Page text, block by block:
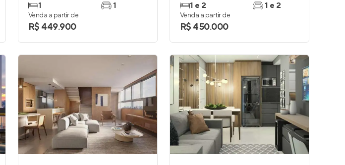
1
1
Venda a partir de
R$ 449.900
1 e 2
1 e 2
Venda a partir de
R$ 450.000